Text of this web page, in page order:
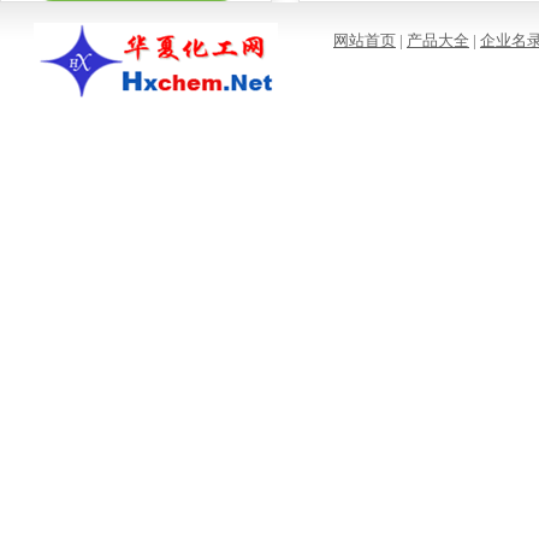
网站首页 | 产品大全 | 企业名